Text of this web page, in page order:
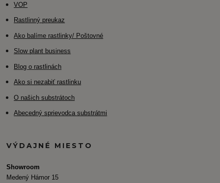
VOP
Rastlinný preukaz
Ako balíme rastlinky/ Poštovné
Slow plant business
Blog o rastlinách
Ako si nezabiť rastlinku
O našich substrátoch
Abecedný sprievodca substrátmi
VÝDAJNÉ MIESTO
Showroom
Medený Hámor 15